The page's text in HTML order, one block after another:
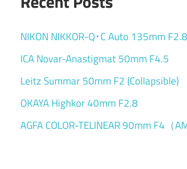
NIKON NIKKOR-Q･C Auto 135mm F2.8
ICA Novar-Anastigmat 50mm F4.5
Leitz Summar 50mm F2 (Collapsible)
OKAYA Highkor 40mm F2.8
AGFA COLOR-TELINEAR 90mm F4（